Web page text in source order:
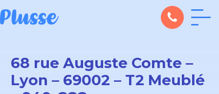
68 rue Auguste Comte –
Lyon – 69002 – T2 Meublé